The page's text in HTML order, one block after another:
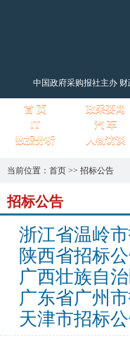
中国政府采购报社主办
首 页 政采要闻
IT
汽 车
数据分析
人物访谈
当前位置： 首页 >> 招标公告
招标公告
浙江省温岭
陕西省招标
广西壮族自
广东省广州
天津市招标